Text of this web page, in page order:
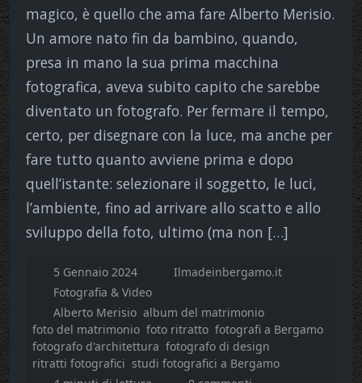
magico, è quello che ama fare Alberto Merisio.
Un amore nato fin da bambino, quando,
presa in mano la sua prima macchina
fotografica, aveva subito capito che sarebbe
diventato un fotografo. Per fermare il tempo,
certo, per disegnare con la luce, ma anche per
fare tutto quanto avviene prima e dopo
quell’istante: selezionare il soggetto, le luci,
l’ambiente, fino ad arrivare allo scatto e allo
sviluppo della foto, ultimo (ma non […]
5 Gennaio 2024
Ilmadeinbergamo.it
Fotografia & Video
Alberto Merisio album del matrimonio
foto del matrimonio foto ritratto fotografi a Bergamo
fotografo d'architettura fotografo di design
ritratti fotografici studi fotografici a Bergamo